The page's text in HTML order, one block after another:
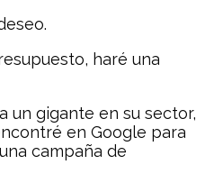
haré una
un gigante en su sector,
en Google para
campaña de